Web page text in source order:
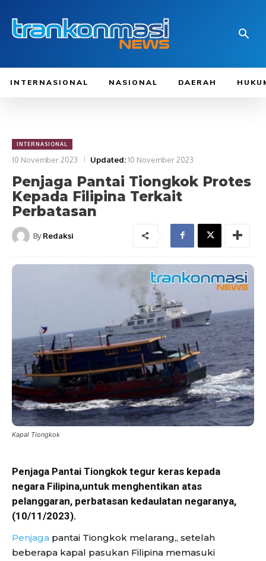
INTERNASIONAL NASIONAL DAERAH
INTERNASIONAL
10 November 2023 Updated:10 November 2023
Penjaga Pantai Tiongkok Protes
Kepada Filipina Terkait
Perbatasan
By Redaksi
Kapal Tiongkok
Penjaga Pantai Tiongkok tegur keras kepada
negara Filipina,untuk menghentikan atas
pelanggaran, perbatasan kedaulatan negaranya,
(10/11/2023).
Penjaga pantai Tiongkok melarang,, setelah
beberapa kapal pasukan Filipina memasuki